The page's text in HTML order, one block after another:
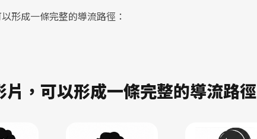
形成一條完整的導流路徑：
，可以形成一條完整的導流路徑